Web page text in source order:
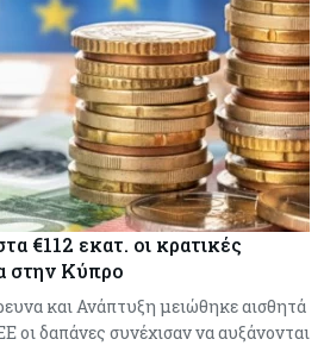
€112 εκατ. οι κρατικές
στην Κύπρο
και Ανάπτυξη μειώθηκε αισθητά
οι δαπάνες συνέχισαν να αυξάνονται